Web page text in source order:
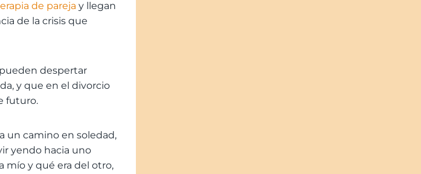
de pareja y llegan
de la crisis que
despertar
y que en el divorcio
futuro.
un camino en soledad,
yendo hacia uno
mío y qué era del otro,